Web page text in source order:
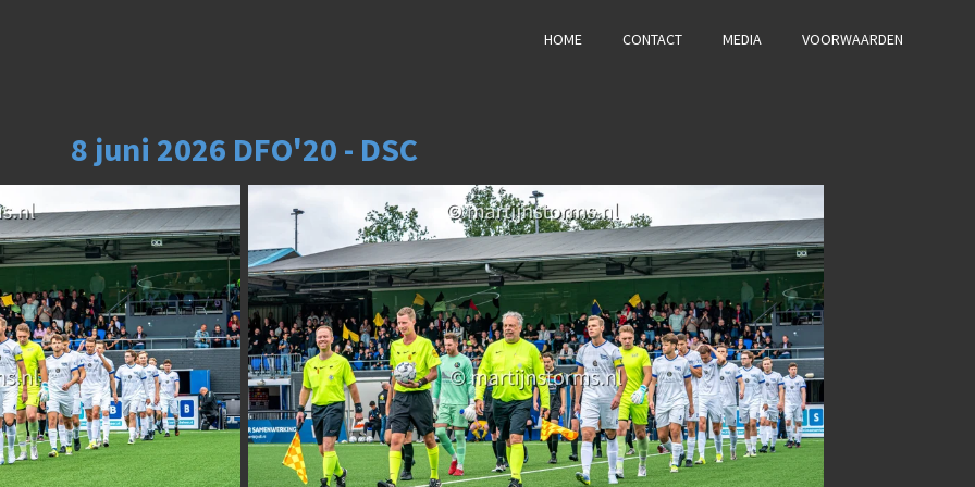
HOME CONTACT MEDIA VOORWAARDEN
8 juni 2026 DFO'20 - DSC